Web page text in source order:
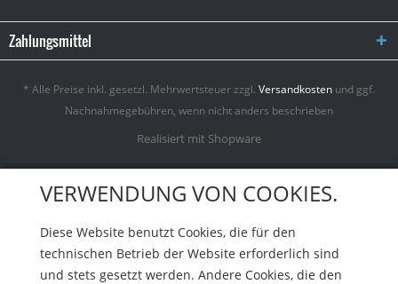
Zahlungsmittel
* Alle Preise inkl. gesetzl. Mehrwertsteuer zzgl. Versandkosten und ggf.
Nachnahmegebühren, wenn nicht anders beschrieben
Realisiert mit Shopware
VERWENDUNG VON COOKIES.
Diese Website benutzt Cookies, die für den
technischen Betrieb der Website erforderlich sind
und stets gesetzt werden. Andere Cookies, die den